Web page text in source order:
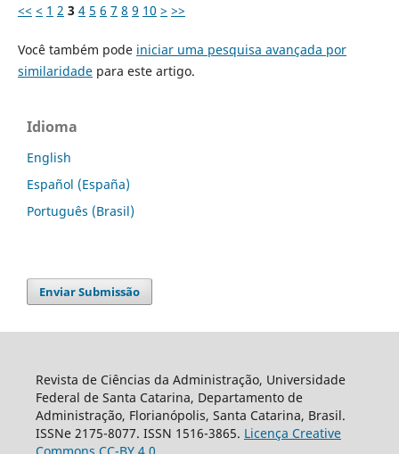
<< < 1 2 3 4 5 6 7 8 9 10 > >>
Você também pode iniciar uma pesquisa avançada por
similaridadepara este artigo.
Idioma
English
Español (España)
Português (Brasil)
Enviar Submissão
Revista de Ciências da Administração, Universidade
Federal de Santa Catarina, Departamento de
Administração, Florianópolis, Santa Catarina, Brasil.
ISSNe 2175-8077. ISSN 1516-3865. Licença Creative
Commons CC-BY 4.0